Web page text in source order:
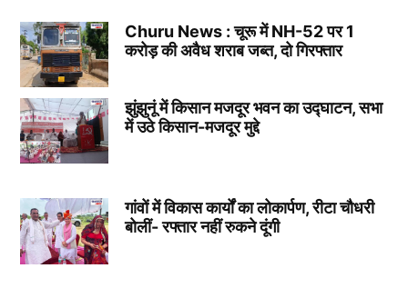
Churu News : चूरू में NH-52 पर 1
करोड़ की अवैध शराब जब्त, दो गिरफ्तार
झुंझुनूं में किसान मजदूर भवन का उद्घाटन, सभा
में उठे किसान-मजदूर मुद्दे
गांवों में विकास कार्यों का लोकार्पण, रीटा चौधरी
बोलीं- रफ्तार नहीं रुकने दूंगी